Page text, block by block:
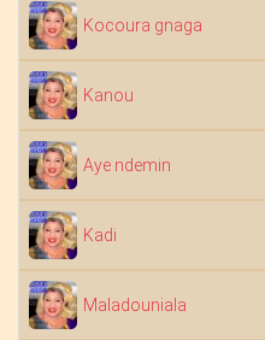
Kocoura gnaga
Kanou
Aye ndemin
Kadi
Maladouniala